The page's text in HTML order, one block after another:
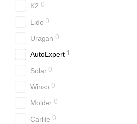
K2 0
Lido 0
Uragan 0
AutoExpert 1
Solar 0
Winso 0
Molder 0
Carlife 0